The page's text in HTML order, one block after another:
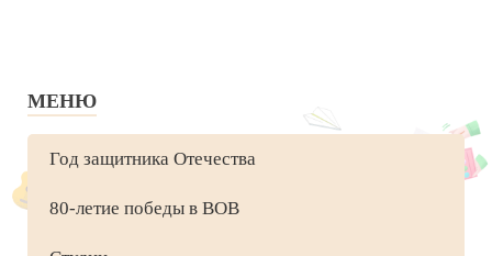
МЕНЮ
Год защитника Отечества
80-летие победы в ВОВ